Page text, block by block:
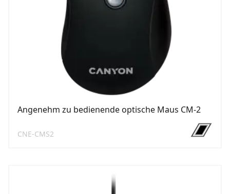
Angenehm zu bedienende optische Maus CM-2
CNE-CMS2